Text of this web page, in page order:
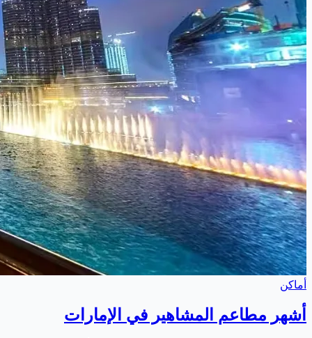
أماكن
أشهر مطاعم المشاهير في الإمارات